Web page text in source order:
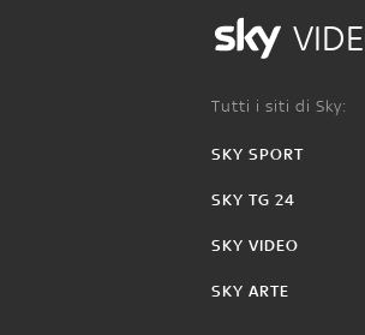
Tutti i siti di Sky:
SKY SPORT
SKY TG 24
SKY VIDEO
SKY ARTE